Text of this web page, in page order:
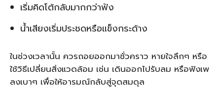
เริ่มคิดโต้กลับมากกว่าฟัง
น้ำเสียงเริ่มประชดหรือแข็งกระด้าง
ในช่วงเวลานั้น ควรถอยออกมาชั่วคราว หายใจลึกๆ หรือ
ใช้วิธีเปลี่ยนสิ่งแวดล้อม เช่น เดินออกไปรับลม หรือฟังเพ
ลงเบาๆ เพื่อให้อารมณ์กลับสู่จุดสมดุล